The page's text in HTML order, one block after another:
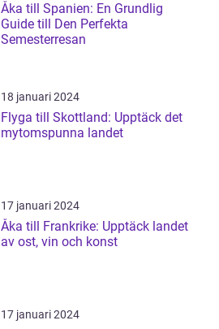
Åka till Spanien: En Grundlig
Guide till Den Perfekta
Semesterresan
18 januari 2024
Flyga till Skottland: Upptäck det
mytomspunna landet
17 januari 2024
Åka till Frankrike: Upptäck landet
av ost, vin och konst
17 januari 2024